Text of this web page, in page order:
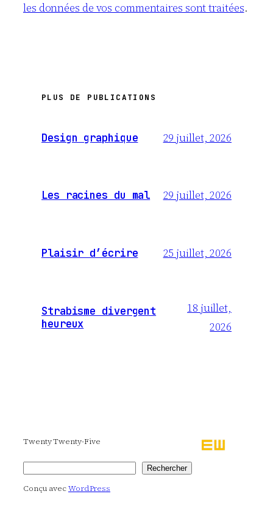
les données de vos commentaires sont traitées.
PLUS DE PUBLICATIONS
Design graphique 29 juillet, 2026
Les racines du mal 29 juillet, 2026
Plaisir d’écrire 25 juillet, 2026
Strabisme divergent
heureux
18 juillet,
2026
Twenty Twenty-Five
Rechercher
Conçu avecWordPress